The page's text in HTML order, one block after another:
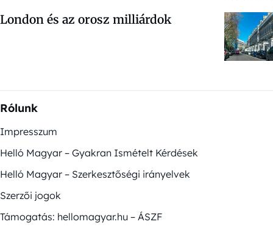
London és az orosz milliárdok
Rólunk
Impresszum
Helló Magyar – Gyakran Ismételt Kérdések
Helló Magyar – Szerkesztőségi irányelvek
Szerzői jogok
Támogatás: hellomagyar.hu – ÁSZF